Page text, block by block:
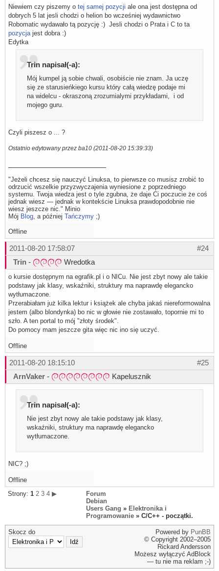
Niewiem czy piszemy o tej samej pozycji ale ona jest dostępna od
dobrych 5 lat jesli chodzi o helion bo wcześniej wydawnictwo
Robomatic wydawało tą pozycję :) Jesli chodzi o Prata i C to ta
pozycja jest dobra :)
Edytka
Trin napisał(-a):
Mój kumpel ją sobie chwali, osobiście nie znam. Ja uczę
się ze starusieńkiego kursu który całą wiedzę podaje mi
na widelcu - okraszoną zrozumialymi przykładami, i od
mojego guru.
Czyli piszesz o ... ?
Ostatnio edytowany przez ba10 (2011-08-20 15:39:33)
"Jeżeli chcesz się nauczyć Linuksa, to pierwsze co musisz zrobić to
odrzucić wszelkie przyzwyczajenia wyniesione z poprzedniego
systemu. Twoja wiedza jest o tyle zgubna, że daje Ci poczucie że coś
jednak wiesz — jednak w kontekście Linuksa prawdopodobnie nie
wiesz jeszcze nic." Minio
Mój Blog, a później Tańczymy ;)
Offline
#24
2011-08-20 17:58:07
Trin - Wredotka
o kursie dostępnym na egrafik.pl i o NICu. Nie jest zbyt nowy ale takie
podstawy jak klasy, wskaźniki, struktury ma naprawdę elegancko
wytłumaczone.
Przerabiałam już kilka lektur i książek ale chyba jakaś niereformowalna
jestem (albo blondynka) bo nic w głowie nie zostawało, topornie mi to
szło. A ten portal to mój "złoty środek".
Do pomocy mam jeszcze gita więc nic ino się uczyć.
Offline
#25
2011-08-20 18:15:10
ArnVaker - Kapelusznik
Trin napisał(-a):
Nie jest zbyt nowy ale takie podstawy jak klasy,
wskaźniki, struktury ma naprawdę elegancko
wytłumaczone.
NIC? ;)
Offline
Strony: 1 2 3 4 ▶
Forum
Debian
Users Gang » Elektronika i
Programowanie » C/C++ - początki.
Skocz do Powered by PunBB
© Copyright 2002–2005
Rickard Andersson
Możesz wyłączyć AdBlock
— tu nie ma reklam ;-)